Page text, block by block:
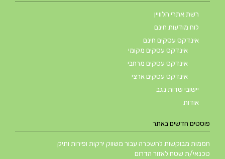
רשת אתרי הלוויין
לוח מודעות חינם
אינדקס עסקים חינם
אינדקס עסקים מקומי
אינדקס עסקים מרחבי
אינדקס עסקים ארצי
יישובי שדות נגב
אודות
פוסטים חדשים באתר
חממות מבוקשות להשכרה עבור משווק ירקות ופירות ותיק
טכנאי/ת שטח לאזור הדרום